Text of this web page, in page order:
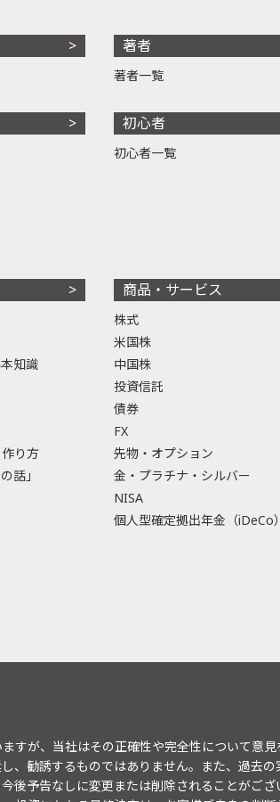
著者
著者一覧
初心者
初心者一覧
知識
り方
話」
商品・サービス
株式
米国株
中国株
投資信託
債券
FX
先物・オプション
金・プラチナ・シルバー
NISA
個人型確定拠出年金（iDeCo）
すが、当社はその正確性や完全性について意
勧誘するものではありません。また、過去の
後予告なしに変更または削除されることがござ